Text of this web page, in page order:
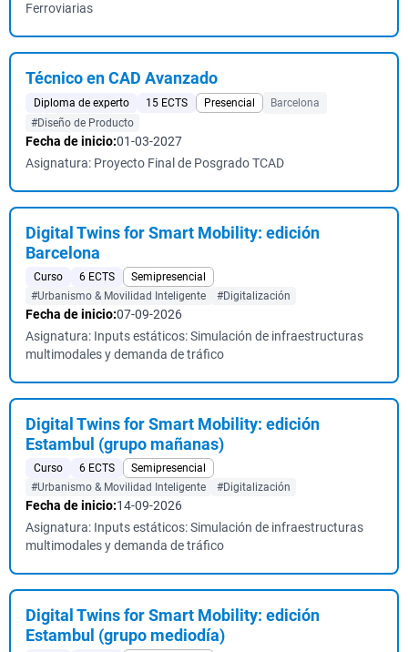
Ferroviarias
Técnico en CAD Avanzado
Diploma de experto 15 ECTS Presencial
Barcelona
#Diseño de Producto
Fecha de inicio:01-03-2027
Asignatura: Proyecto Final de Posgrado TCAD
Digital Twins for Smart Mobility: edición
Barcelona
Curso 6 ECTS
Semipresencial
#Urbanismo & Movilidad Inteligente
#Digitalización
Fecha de inicio:07-09-2026
Asignatura: Inputs estáticos: Simulación de infraestructuras
multimodales y demanda de tráfico
Digital Twins for Smart Mobility: edición
Estambul (grupo mañanas)
Curso 6 ECTS
Semipresencial
#Urbanismo & Movilidad Inteligente
#Digitalización
Fecha de inicio:14-09-2026
Asignatura: Inputs estáticos: Simulación de infraestructuras
multimodales y demanda de tráfico
Digital Twins for Smart Mobility: edición
Estambul (grupo mediodía)